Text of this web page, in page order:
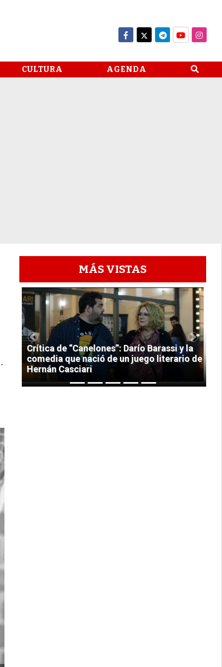
CULTURA AGENDA
MÁS VISTAS
1
Crítica de “Canelones”: Darío Barassi y la
comedia que nació de un juego literario de
Hernán Casciari
Previous Next